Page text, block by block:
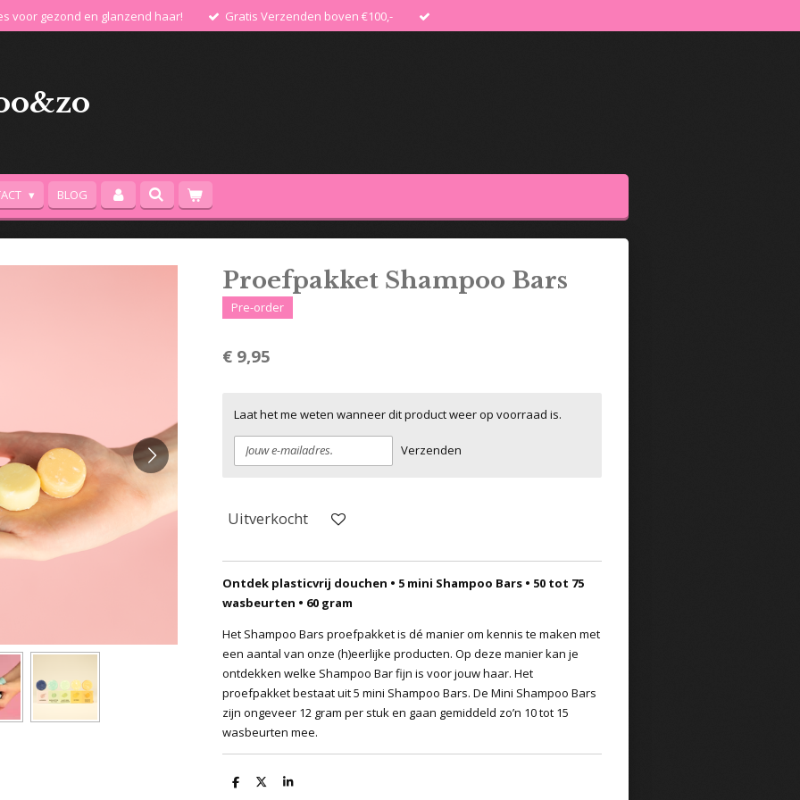
voor gezond en glanzend haar! Gratis Verzenden boven €100,-
BLOG
Proefpakket Shampoo Bars
Pre-order
€ 9,95
Laat het me weten wanneer dit product weer op voorraad is.
Verzenden
Uitverkocht
Ontdek plasticvrij douchen • 5 mini Shampoo Bars • 50 tot 75
wasbeurten • 60 gram
Het Shampoo Bars proefpakket is dé manier om kennis te maken met
een aantal van onze (h)eerlijke producten. Op deze manier kan je
ontdekken welke Shampoo Bar fijn is voor jouw haar. Het
proefpakket bestaat uit 5 mini Shampoo Bars. De Mini Shampoo Bars
zijn ongeveer 12 gram per stuk en gaan gemiddeld zo’n 10 tot 15
wasbeurten mee.
D
D
S